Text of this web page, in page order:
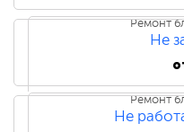
Ремонт
Замена
Не
Ремонт
Не